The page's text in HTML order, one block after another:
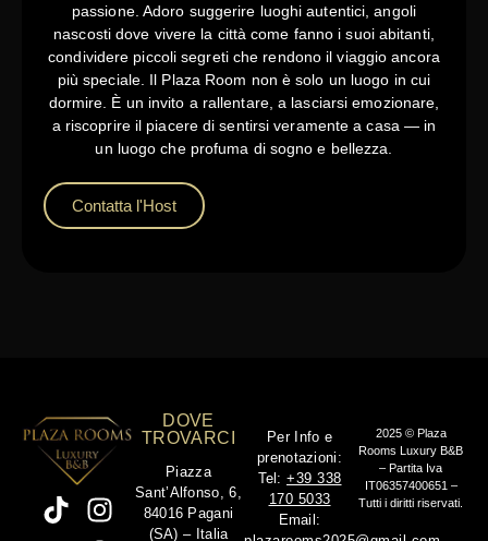
passione. Adoro suggerire luoghi autentici, angoli
nascosti dove vivere la città come fanno i suoi abitanti,
condividere piccoli segreti che rendono il viaggio ancora
più speciale. Il Plaza Room non è solo un luogo in cui
dormire. È un invito a rallentare, a lasciarsi emozionare,
a riscoprire il piacere di sentirsi veramente a casa — in
un luogo che profuma di sogno e bellezza.
Contatta l'Host
DOVE
TROVARCI
Piazza
Sant’Alfonso, 6,
84016 Pagani
(SA) – Italia
Per Info e
prenotazioni:
Tel: +39 338
170 5033
Email:
2025 © Plaza
Rooms Luxury B&B
– Partita Iva
IT06357400651 –
Tutti i diritti riservati.